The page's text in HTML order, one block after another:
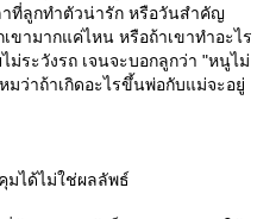
ที่ลูกทำตัวน่ารัก หรือวันสำคัญ
ขามากแค่ไหน หรือถ้าเขาทำอะไร
ระวังรถ เจนจะบอกลูกว่า "หนูไม่
ว่าถ้าเกิดอะไรขึ้นพ่อกับแม่จะอยู่
มได้ไม่ใช่ผลลัพธ์